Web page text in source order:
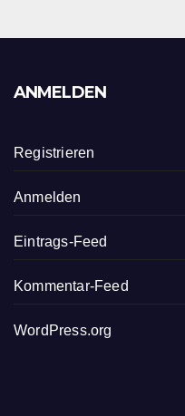
ANMELDEN
Registrieren
Anmelden
Eintrags-Feed
Kommentar-Feed
WordPress.org